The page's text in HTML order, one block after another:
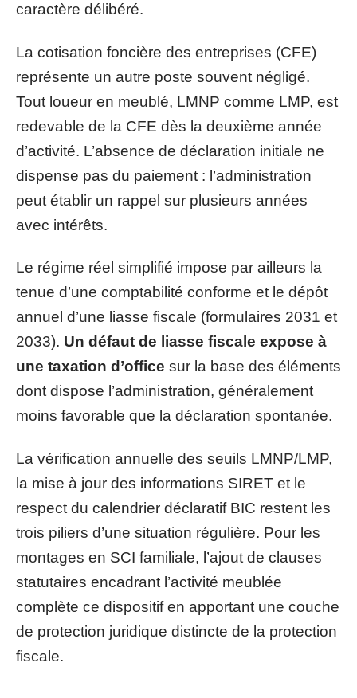
caractère délibéré.
La cotisation foncière des entreprises (CFE)
représente un autre poste souvent négligé.
Tout loueur en meublé, LMNP comme LMP, est
redevable de la CFE dès la deuxième année
d’activité. L’absence de déclaration initiale ne
dispense pas du paiement : l’administration
peut établir un rappel sur plusieurs années
avec intérêts.
Le régime réel simplifié impose par ailleurs la
tenue d’une comptabilité conforme et le dépôt
annuel d’une liasse fiscale (formulaires 2031 et
2033). Un défaut de liasse fiscale expose à
une taxation d’office sur la base des éléments
dont dispose l’administration, généralement
moins favorable que la déclaration spontanée.
La vérification annuelle des seuils LMNP/LMP,
la mise à jour des informations SIRET et le
respect du calendrier déclaratif BIC restent les
trois piliers d’une situation régulière. Pour les
montages en SCI familiale, l’ajout de clauses
statutaires encadrant l’activité meublée
complète ce dispositif en apportant une couche
de protection juridique distincte de la protection
fiscale.